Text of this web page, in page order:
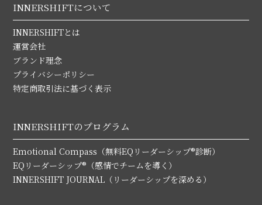
INNERSHIFTについて
INNERSHIFTとは
運営会社
ブランド理念
プライバシーポリシー
特定商取引法に基づく表示
INNERSHIFTのプログラム
Emotional Compass（無料EQリーダーシップ®診断）
EQリーダーシップ®（感情でチームを導く）
INNERSHIFT JOURNAL（リーダーシップを深める）